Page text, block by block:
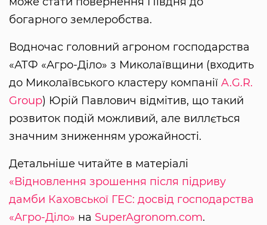
богарного землеробства.
Водночас головний агроном господарства
«АТФ «Агро-Діло» з Миколаївщини (входить
до Миколаївського кластеру компанії A.G.R.
Group) Юрій Павлович відмітив, що такий
розвиток подій можливий, але виллється
значним зниженням урожайності.
Детальніше читайте в матеріалі
«Відновлення зрошення після підриву
дамби Каховської ГЕС: досвід господарства
«Агро-Діло» на SuperAgronom.com.